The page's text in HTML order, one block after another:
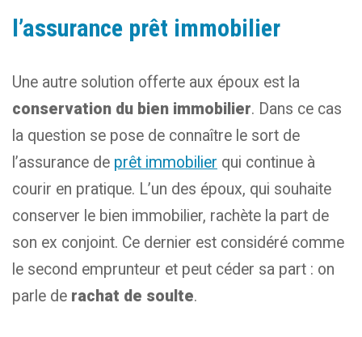
l’assurance prêt immobilier
Une autre solution offerte aux époux est la
conservation du bien immobilier. Dans ce cas
la question se pose de connaître le sort de
l’assurance de prêt immobilier qui continue à
courir en pratique. L’un des époux, qui souhaite
conserver le bien immobilier, rachète la part de
son ex conjoint. Ce dernier est considéré comme
le second emprunteur et peut céder sa part : on
parle de rachat de soulte.